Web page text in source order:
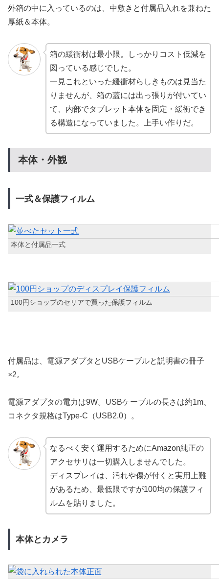
外箱の中に入っているのは、中敷きと付属品入れを兼ねた
厚紙＆本体。
箱の緩衝材は最小限。しっかりコスト低減を
図っている感じでした。
一見これといった緩衝材らしきものは見当た
りませんが、箱の蓋には出っ張りが付いてい
て、内部でタブレット本体を固定・緩衝でき
る構造になっていました。上手い作りだ。
本体・外観
一式＆保護フィルム
本体と付属品一式
100円ショップのセリアで買った保護フィルム
付属品は、電源アダプタとUSBケーブルと説明書の冊子
×2。
電源アダプタの電力は9W。USBケーブルの長さは約1m、
コネクタ規格はType-C（USB2.0）。
なるべく安く運用するためにAmazon純正の
アクセサリは一切購入しませんでした。
ディスプレイは、汚れや傷が付くと実用上難
があるため、最低限ですが100均の保護フィ
ルムを貼りました。
本体とカメラ